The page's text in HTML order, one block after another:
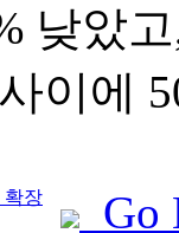
낮았
이에
확장
Go